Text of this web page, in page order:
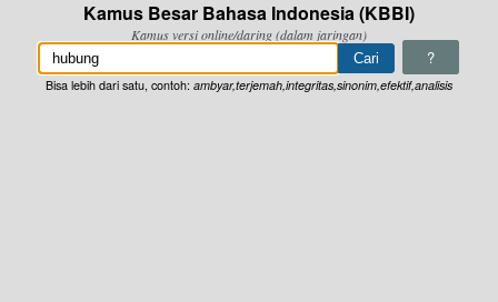
Kamus Besar Bahasa Indonesia (KBBI)
Kamus versi online/daring (dalam jaringan)
?
Bisa lebih dari satu, contoh: ambyar,terjemah,integritas,sinonim,efektif,analisis